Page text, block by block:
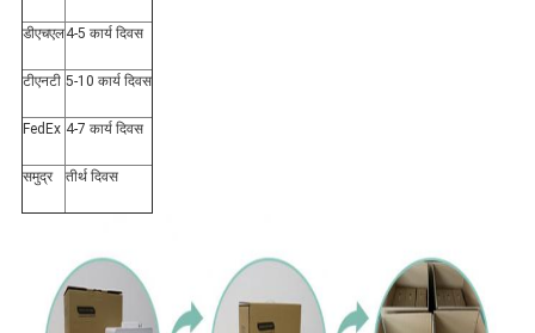
डीएचएल4-5 कार्य दिवस
टीएनटी 5-10 कार्य दिवस
FedEx 4-7 कार्य दिवस
समुद्र तीर्थ दिवस